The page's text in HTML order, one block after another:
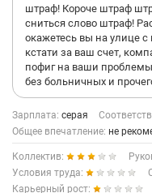
штраф! Короче штраф
сниться слово штраф!
окажетесь вы на улице
кстати за ваш счет,
пофиг на ваши
без больничных и
Зарплата: серая
Общее впечатление: не
Коллектив:
Условия труда:
Карьерный рост: